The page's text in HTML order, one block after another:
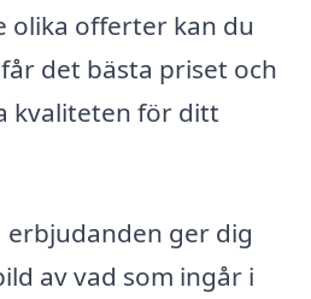
olika offerter kan du
det bästa priset och
kvaliteten för ditt
ger dig
av vad som ingår i